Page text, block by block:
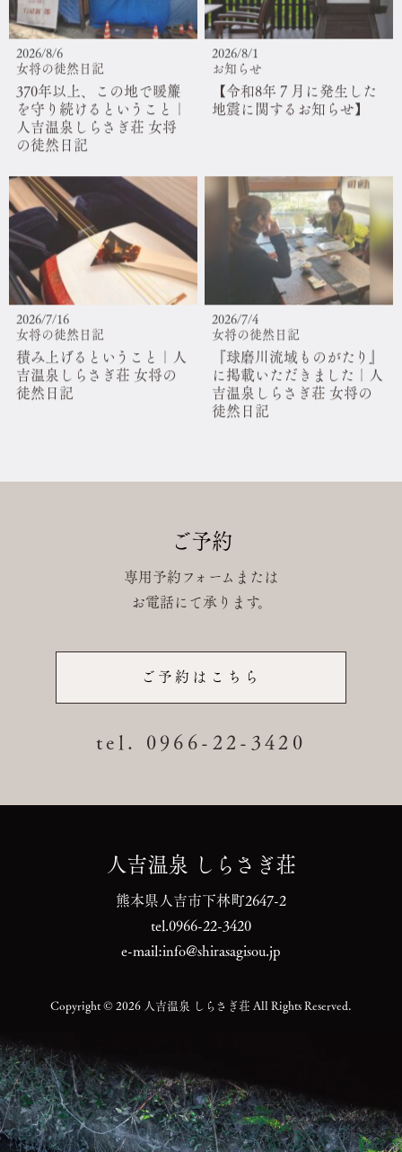
2026/8/6
女将の徒然日記
370年以上、この地で暖簾
を守り続けるということ｜
人吉温泉しらさぎ荘 女将
の徒然日記
2026/8/1
お知らせ
【令和8年７月に発生した
地震に関するお知らせ】
2026/7/16
女将の徒然日記
積み上げるということ｜人
吉温泉しらさぎ荘 女将の
徒然日記
2026/7/4
女将の徒然日記
『球磨川流域ものがたり』
に掲載いただきました｜人
吉温泉しらさぎ荘 女将の
徒然日記
ご予約
専用予約フォームまたは
お電話にて承ります。
ご予約はこちら
tel. 0966-22-3420
人吉温泉 しらさぎ荘
熊本県人吉市下林町2647-2
tel.0966-22-3420
e-mail:info@shirasagisou.jp
Copyright © 2026 人吉温泉 しらさぎ荘 All Rights Reserved.